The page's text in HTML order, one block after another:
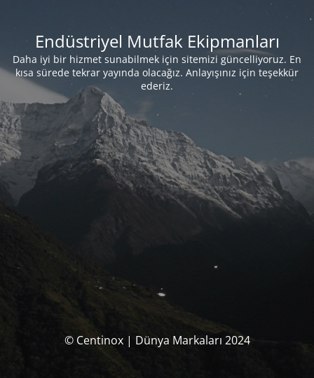
Endüstriyel Mutfak Ekipmanları
Daha iyi bir hizmet sunabilmek için sitemizi güncelliyoruz. En
kısa sürede tekrar yayında olacağız. Anlayışınız için teşekkür
ederiz.
© Centinox | Dünya Markaları 2024